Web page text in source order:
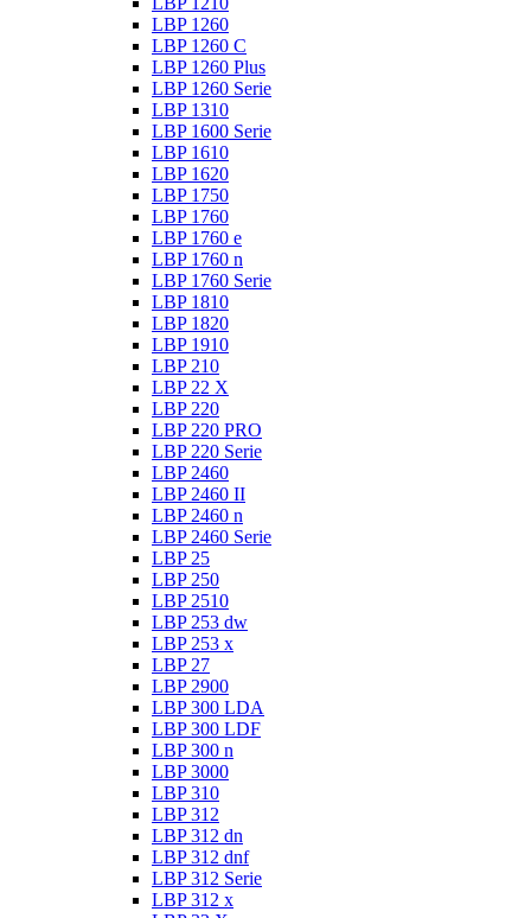
LBP 1260
LBP 1260 C
LBP 1260 Plus
LBP 1260 Serie
LBP 1310
LBP 1600 Serie
LBP 1610
LBP 1620
LBP 1750
LBP 1760
LBP 1760 e
LBP 1760 n
LBP 1760 Serie
LBP 1810
LBP 1820
LBP 1910
LBP 210
LBP 22 X
LBP 220
LBP 220 PRO
LBP 220 Serie
LBP 2460
LBP 2460 II
LBP 2460 n
LBP 2460 Serie
LBP 25
LBP 250
LBP 2510
LBP 253 dw
LBP 253 x
LBP 27
LBP 2900
LBP 300 LDA
LBP 300 LDF
LBP 300 n
LBP 3000
LBP 310
LBP 312
LBP 312 dn
LBP 312 dnf
LBP 312 Serie
LBP 312 x